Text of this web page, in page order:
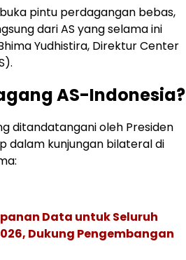
pintu perdagangan bebas,
dari AS yang selama ini
Yudhistira, Direktur Center
AS-Indonesia?
ditandatangani oleh Presiden
dalam kunjungan bilateral di
Data untuk Seluruh
Dukung Pengembangan